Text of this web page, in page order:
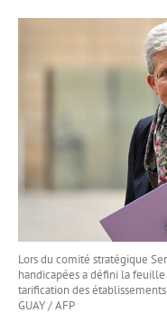
Lors du comité stratégique
handicapées a défini la
tarification des
GUAY / AFP